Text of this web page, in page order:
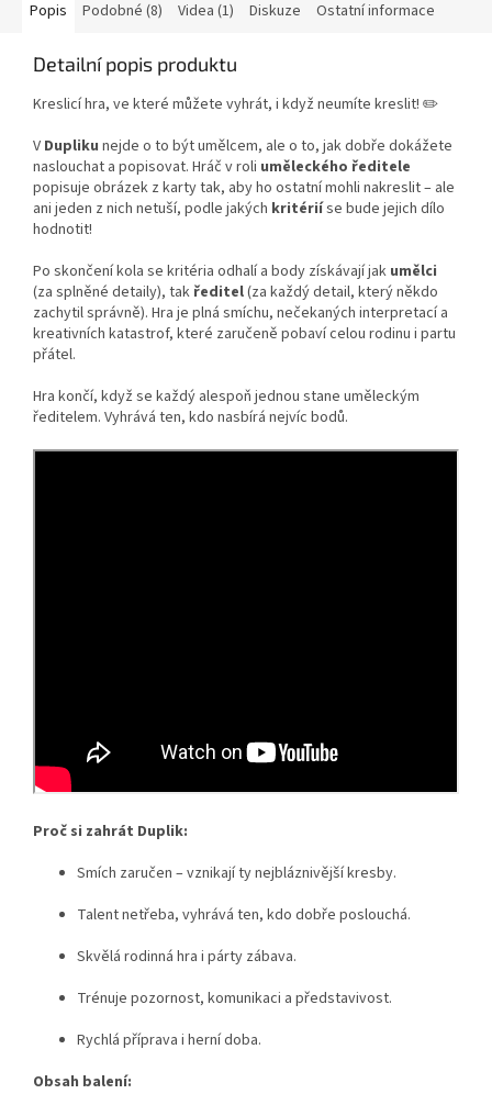
Popis Podobné (8) Videa (1) Diskuze Ostatní informace
Detailní popis produktu
Kreslicí hra, ve které můžete vyhrát, i když neumíte kreslit! ✏️
V Dupliku nejde o to být umělcem, ale o to, jak dobře dokážete
naslouchat a popisovat. Hráč v roli uměleckého ředitele
popisuje obrázek z karty tak, aby ho ostatní mohli nakreslit – ale
ani jeden z nich netuší, podle jakých kritériíse bude jejich dílo
hodnotit!
Po skončení kola se kritéria odhalí a body získávají jak umělci
(za splněné detaily), tak ředitel(za každý detail, který někdo
zachytil správně). Hra je plná smíchu, nečekaných interpretací a
kreativních katastrof, které zaručeně pobaví celou rodinu i partu
přátel.
Hra končí, když se každý alespoň jednou stane uměleckým
ředitelem. Vyhrává ten, kdo nasbírá nejvíc bodů.
Proč si zahrát Duplik:
Smích zaručen – vznikají ty nejbláznivější kresby.
Talent netřeba, vyhrává ten, kdo dobře poslouchá.
Skvělá rodinná hra i párty zábava.
Trénuje pozornost, komunikaci a představivost.
Rychlá příprava i herní doba.
Obsah balení: